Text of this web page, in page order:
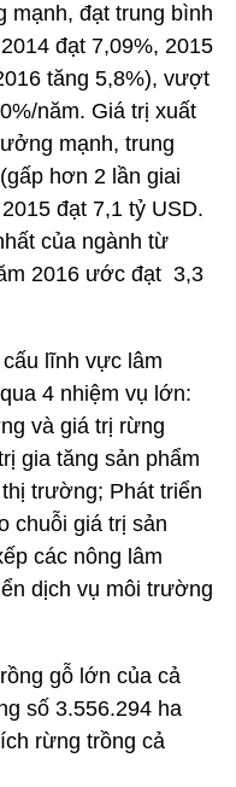
mạnh, đạt trung bình
đạt 7,09%, 2015
tăng 5,8%), vượt
năm. Giá trị xuất
mạnh, trung
hơn 2 lần giai
đạt 7,1 tỷ USD.
của ngành từ
2016 ước đạt 3,3
lĩnh vực lâm
4 nhiệm vụ lớn:
và giá trị rừng
gia tăng sản phẩm
trường; Phát triển
chuỗi giá trị sản
các nông lâm
dịch vụ môi trường
gỗ lớn của cả
số 3.556.294 ha
rừng trồng cả